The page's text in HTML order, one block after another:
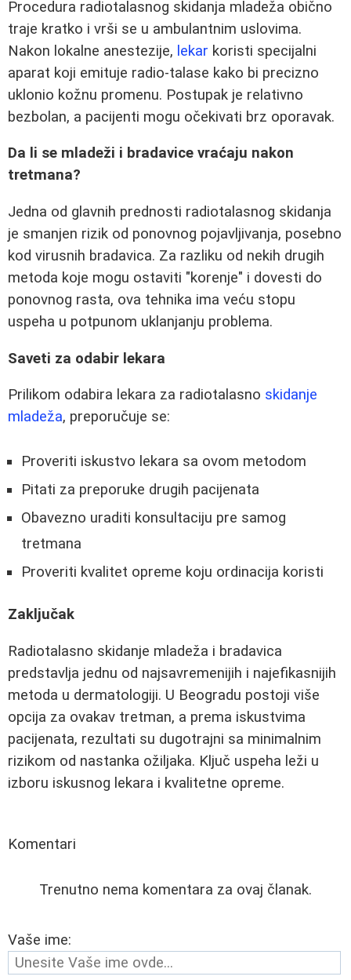
Procedura radiotalasnog skidanja mladeža obično
traje kratko i vrši se u ambulantnim uslovima.
Nakon lokalne anestezije, lekar koristi specijalni
aparat koji emituje radio-talase kako bi precizno
uklonio kožnu promenu. Postupak je relativno
bezbolan, a pacijenti mogu očekivati brz oporavak.
Da li se mladeži i bradavice vraćaju nakon
tretmana?
Jedna od glavnih prednosti radiotalasnog skidanja
je smanjen rizik od ponovnog pojavljivanja, posebno
kod virusnih bradavica. Za razliku od nekih drugih
metoda koje mogu ostaviti "korenje" i dovesti do
ponovnog rasta, ova tehnika ima veću stopu
uspeha u potpunom uklanjanju problema.
Saveti za odabir lekara
Prilikom odabira lekara za radiotalasno skidanje
mladeža, preporučuje se:
Proveriti iskustvo lekara sa ovom metodom
Pitati za preporuke drugih pacijenata
Obavezno uraditi konsultaciju pre samog
tretmana
Proveriti kvalitet opreme koju ordinacija koristi
Zaključak
Radiotalasno skidanje mladeža i bradavica
predstavlja jednu od najsavremenijih i najefikasnijih
metoda u dermatologiji. U Beogradu postoji više
opcija za ovakav tretman, a prema iskustvima
pacijenata, rezultati su dugotrajni sa minimalnim
rizikom od nastanka ožiljaka. Ključ uspeha leži u
izboru iskusnog lekara i kvalitetne opreme.
Komentari
Trenutno nema komentara za ovaj članak.
Vaše ime: